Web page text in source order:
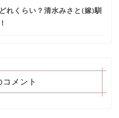
れくらい？清水みさと(嫁)馴
メント